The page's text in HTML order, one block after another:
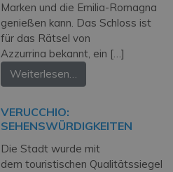
Marken und die Emilia-Romagna
genießen kann. Das Schloss ist
für das Rätsel von
Azzurrina bekannt, ein […]
Weiterlesen…
VERUCCHIO:
SEHENSWÜRDIGKEITEN
Die Stadt wurde mit
dem touristischen Qualitätssiegel